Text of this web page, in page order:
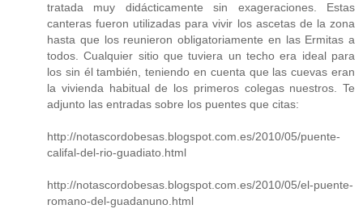
tratada muy didácticamente sin exageraciones. Estas
canteras fueron utilizadas para vivir los ascetas de la zona
hasta que los reunieron obligatoriamente en las Ermitas a
todos. Cualquier sitio que tuviera un techo era ideal para
los sin él también, teniendo en cuenta que las cuevas eran
la vivienda habitual de los primeros colegas nuestros. Te
adjunto las entradas sobre los puentes que citas:
http://notascordobesas.blogspot.com.es/2010/05/puente-
califal-del-rio-guadiato.html
http://notascordobesas.blogspot.com.es/2010/05/el-puente-
romano-del-guadanuno.html